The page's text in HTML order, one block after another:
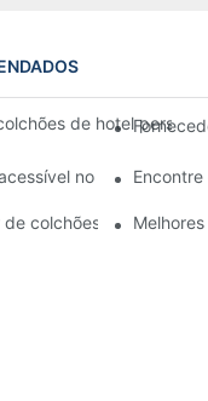
de hotel
no atacado
de colchões para as